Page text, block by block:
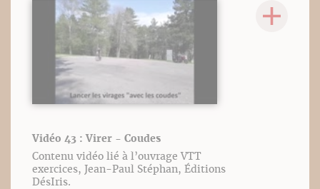
Vidéo 43 : Virer - Coudes
Contenu vidéo lié à l’ouvrage VTT
exercices, Jean-Paul Stéphan, Éditions
DésIris.